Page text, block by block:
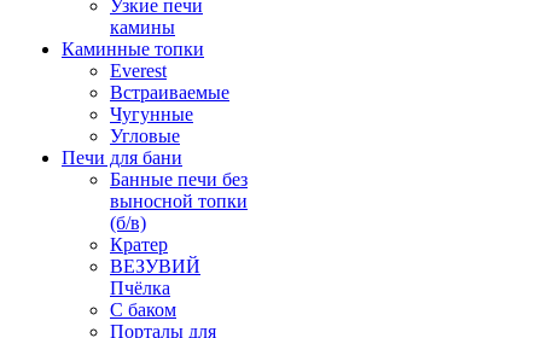
Узкие печи
камины
Каминные топки
Everest
Встраиваемые
Чугунные
Угловые
Печи для бани
Банные печи без
выносной топки
(б/в)
Кратер
ВЕЗУВИЙ
Пчёлка
С баком
Порталы для